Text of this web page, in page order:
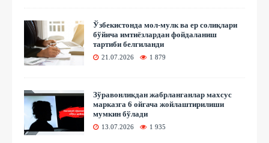
Ўзбекистонда мол-мулк ва ер солиқлари
бўйича имтиёзлардан фойдаланиш
тартиби белгиланди
21.07.2026 1 879
Зўравонликдан жабрланганлар махсус
марказга 6 ойгача жойлаштирилиши
мумкин бўлади
13.07.2026 1 935